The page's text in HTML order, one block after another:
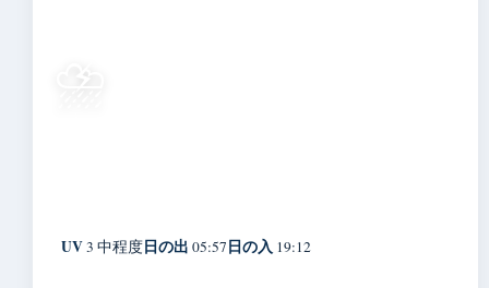
UV3 中程度日の出 05:57日の入 19:12